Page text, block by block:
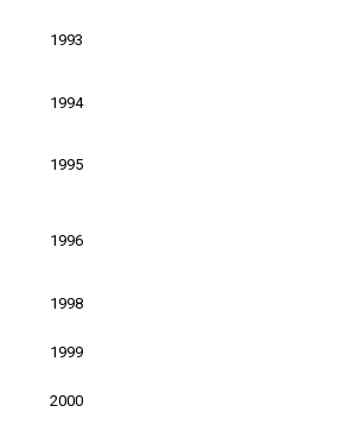
1993
1994
1995
1996
1998
1999
2000